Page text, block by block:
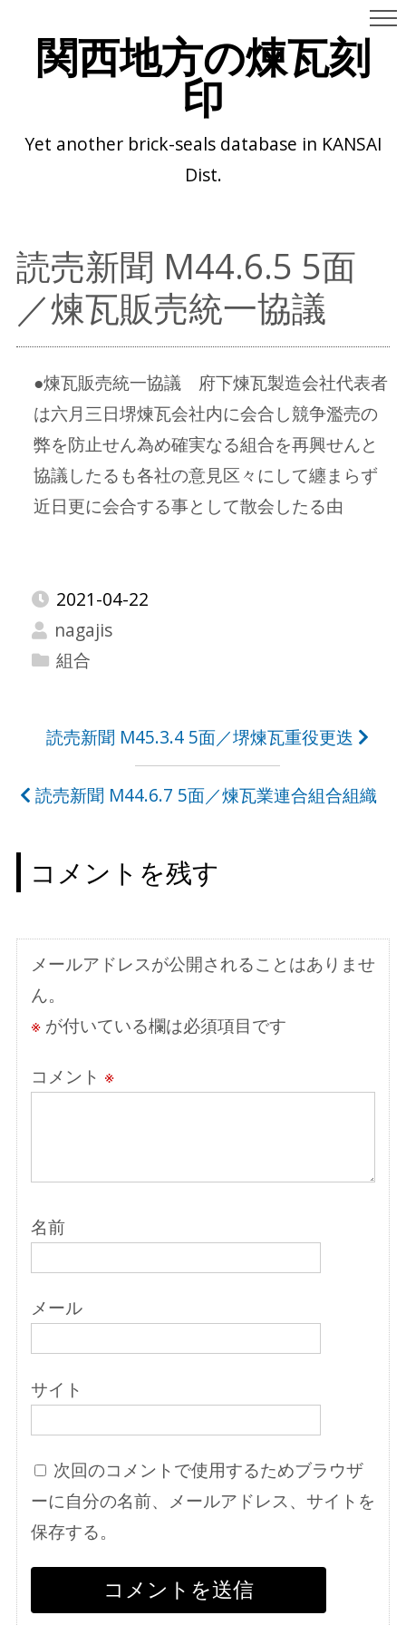
関西地方の煉瓦刻
印
Yet another brick-seals database in KANSAI
Dist.
読売新聞 M44.6.5 5面
／煉瓦販売統一協議
●煉瓦販売統一協議 府下煉瓦製造会社代表者
は六月三日堺煉瓦会社内に会合し競争濫売の
弊を防止せん為め確実なる組合を再興せんと
協議したるも各社の意見区々にして纏まらず
近日更に会合する事として散会したる由
2021-04-22
nagajis
組合
ナ
ビ
ゲ
シ
ョ
ン
読売新聞 M45.3.4 5面／堺煉瓦重役更迭
読売新聞 M44.6.7 5面／煉瓦業連合組合組織
コメントを残す
メールアドレスが公開されることはありませ
ん。
※が付いている欄は必須項目です
コメント ※
名前
メール
サイト
次回のコメントで使用するためブラウザ
ーに自分の名前、メールアドレス、サイトを
保存する。